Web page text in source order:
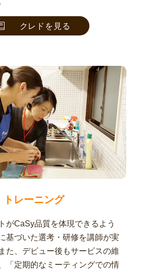
クレドを見る
トレーニング
がCaSy品質を体現できるよう
基づいた選考・研修を講師が実
た、デビュー後もサービスの維
「定期的なミーティングでの情